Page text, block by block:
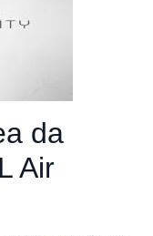
da
Air